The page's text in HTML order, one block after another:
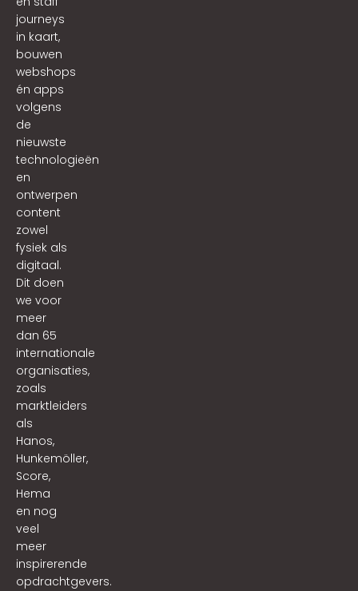
journeys
in kaart,
bouwen
webshops
én apps
volgens
de
nieuwste
technologieën
en
ontwerpen
content
zowel
fysiek als
digitaal.
Dit doen
we voor
meer
dan 65
internationale
organisaties,
zoals
marktleiders
als
Hanos,
Hunkemöller,
Score,
Hema
en nog
veel
meer
inspirerende
opdrachtgevers.